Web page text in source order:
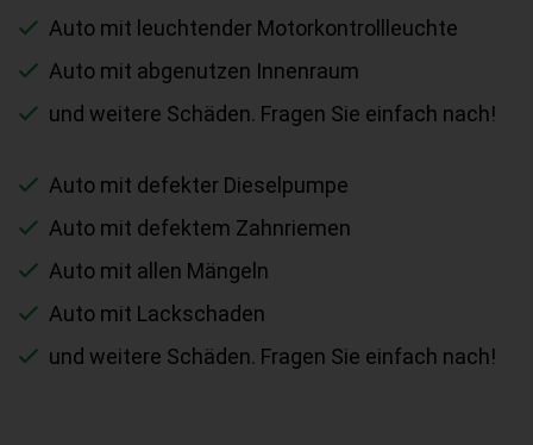
Auto mit leuchtender Motorkontrollleuchte
Auto mit abgenutzen Innenraum
und weitere Schäden. Fragen Sie einfach nach!
Auto mit defekter Dieselpumpe
Auto mit defektem Zahnriemen
Auto mit allen Mängeln
Auto mit Lackschaden
und weitere Schäden. Fragen Sie einfach nach!